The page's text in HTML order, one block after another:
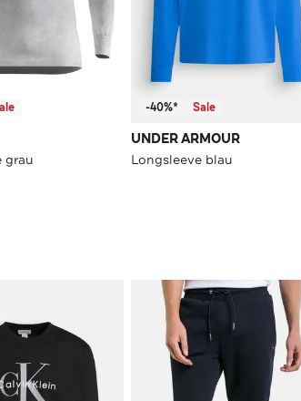
grau
-40%* Sale
UNDER ARMOUR
Longsleeve blau